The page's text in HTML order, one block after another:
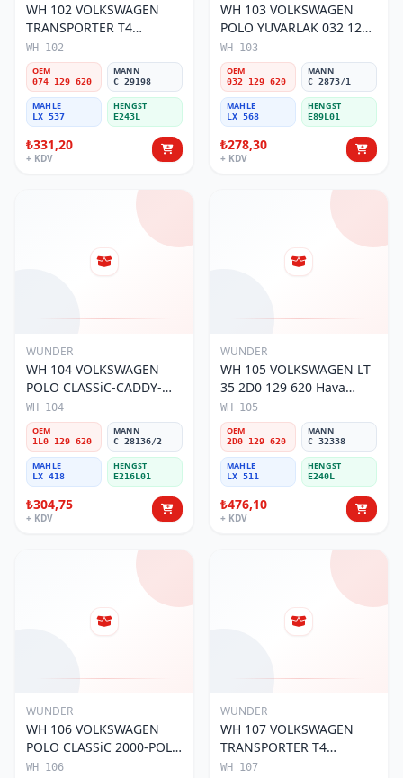
WH 102 VOLKSWAGEN
TRANSPORTER T4
(SÜNGERSiZ) 074 129 620
Hava Filtresi
WH 102
OEM
074 129 620
MANN
C 29198
MAHLE
LX 537
HENGST
E243L
₺331,20
+ KDV
WH 103 VOLKSWAGEN
POLO YUVARLAK 032 129
620 Hava Filtresi
WH 103
OEM
032 129 620
MANN
C 2873/1
MAHLE
LX 568
HENGST
E89L01
₺278,30
+ KDV
WUNDER
WH 104 VOLKSWAGEN
POLO CLASSiC-CADDY-
SEAT iBiZA 1L0 129 620
Hava Filtresi
WH 104
OEM
1L0 129 620
MANN
C 28136/2
MAHLE
LX 418
HENGST
E216L01
₺304,75
+ KDV
WUNDER
WH 105 VOLKSWAGEN LT
35 2D0 129 620 Hava
Filtresi
WH 105
OEM
2D0 129 620
MANN
C 32338
MAHLE
LX 511
HENGST
E240L
₺476,10
+ KDV
WUNDER
WH 106 VOLKSWAGEN
POLO CLASSiC 2000-POLO
III 1.9 6K0 129 620 B Hava
WH 106
WUNDER
WH 107 VOLKSWAGEN
TRANSPORTER T4
(SÜNGERLi) 074 129 620
WH 107